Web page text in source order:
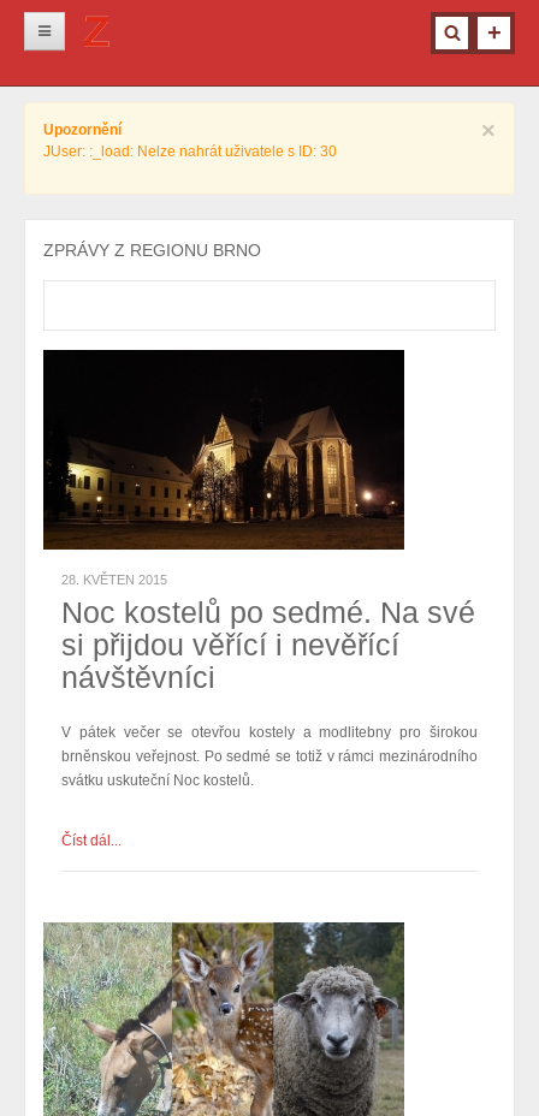
Krimi
Info z města
×
Upozornění
JUser: :_load: Nelze nahrát uživatele s ID: 30
ZPRÁVY Z REGIONU BRNO
28. KVĚTEN 2015
Noc kostelů po sedmé. Na své
si přijdou věřící i nevěřící
návštěvníci
V pátek večer se otevřou kostely amodlitebnypro širokou
brněnskou veřejnost. Po sedmé se totiž v rámci mezinárodního
svátku uskuteční Noc kostelů.
Číst dál...